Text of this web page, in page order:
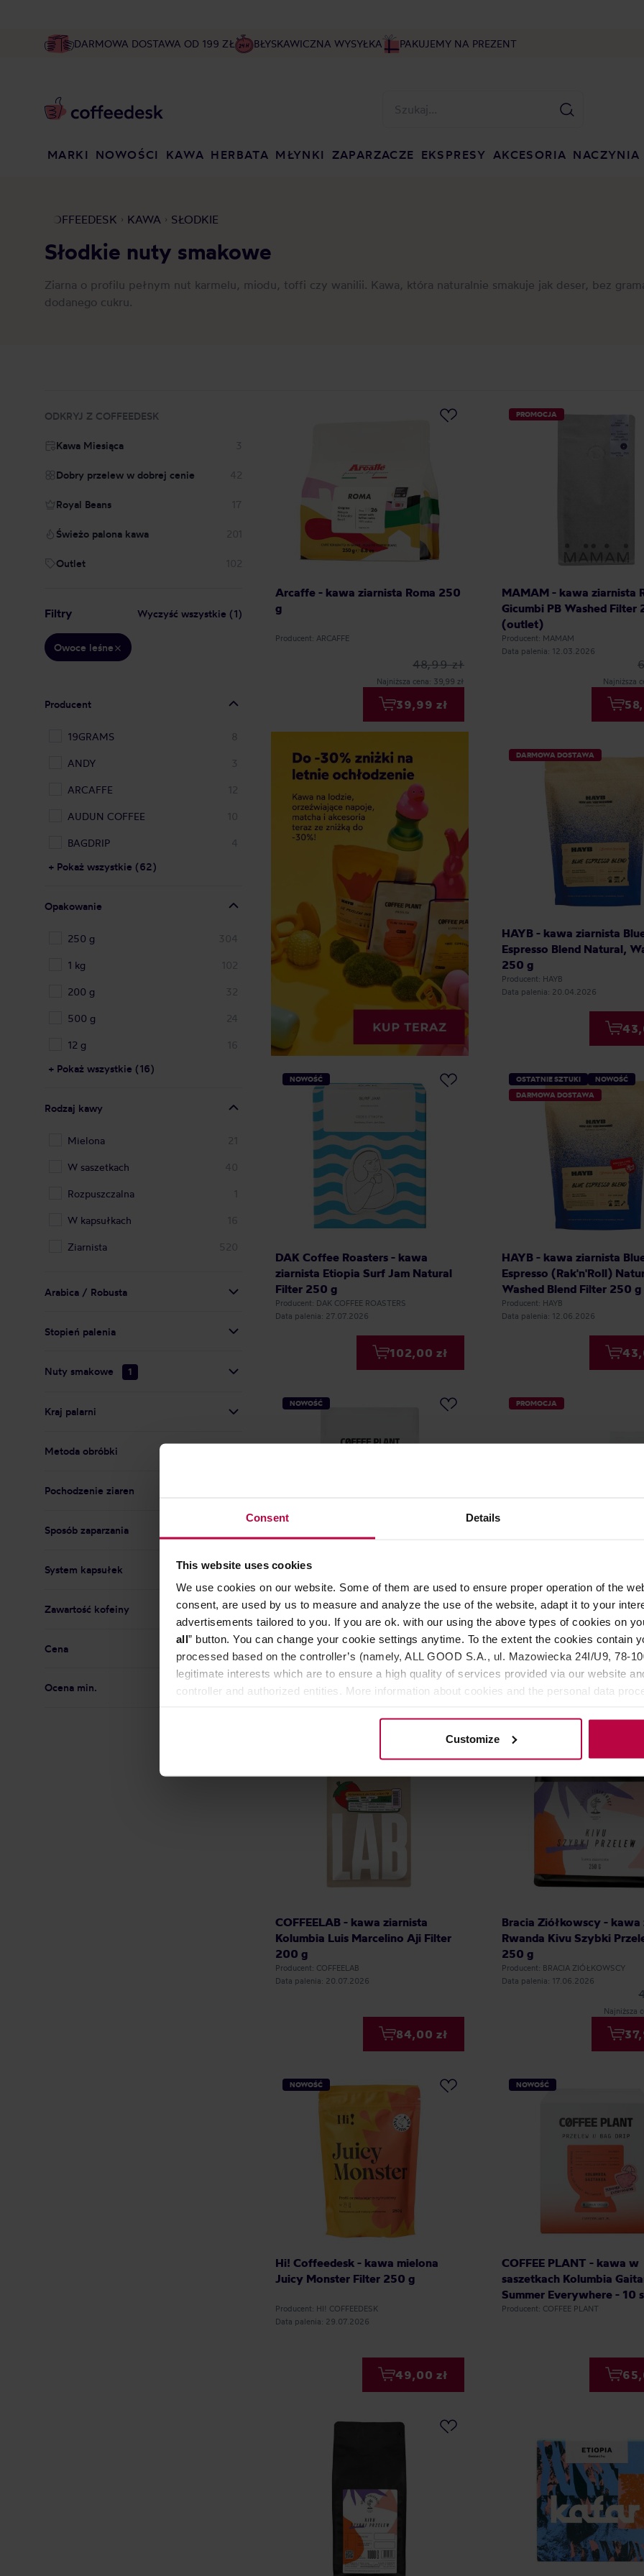
Consent Details
This website uses cookies
We use cookies on our website. Some of them are used to ensure proper operation of the
consent, are used by us to measure and analyze the use of the website, adapt it to your
advertisements tailored to you. If you are ok. with our using the above types of cookies on
all” button. You can change your cookie settings anytime. To the extent the cookies contain
processed based on the controller’s (namely, ALL GOOD S.A., ul. Mazowiecka 24I/U9, 78-
legitimate interests which are to ensure a high quality of services provided via our website
controller and authorized entities. More information about cookies and the personal data
Customize
DARMOWA DOSTAWA OD 199 ZŁ BŁYSKAWICZNA WYSYŁKA PAKUJEMY NA PREZENT
MARKI NOWOŚCI KAWA HERBATA MŁYNKI ZAPARZACZE EKSPRESY AKCESORIA NACZYNIA
COFFEEDESK KAWA SŁODKIE
Słodkie nuty smakowe
Ziarna o profilu pełnym nut karmelu, miodu, toffi czy wanilii. Kawa, która naturalnie smakuje jak deser, bez
dodanego cukru.
ODKRYJ Z COFFEEDESK
Kawa Miesiąca 3
Dobry przelew w dobrej cenie 42
Royal Beans 17
Świeżo palona kawa 201
Outlet 102
Filtry Wyczyść wszystkie (1)
Owoce leśne
Producent
19GRAMS 8
ANDY 3
ARCAFFE 12
AUDUN COFFEE 10
BAGDRIP
4
+ Pokaż wszystkie (62)
Opakowanie
250 g 304
1 kg 102
200 g 32
500 g 24
12 g
+ Pokaż wszystkie (16)
Rodzaj kawy
Mielona 21
W saszetkach 40
Rozpuszczalna
W kapsułkach
Ziarnista 520
Arabica / Robusta
Stopień palenia
Nuty smakowe 1
Kraj palarni
Metoda obróbki
Pochodzenie ziaren
Sposób zaparzania
System kapsułek
Zawartość kofeiny
Cena
Ocena min.
Arcaffe - kawa ziarnista Roma 250
g
Producent: ARCAFFE
48,99 zł
Najniższa cena: 39,99 zł
39,99 zł
PROMOCJA
MAMAM - kawa ziarnista
Gicumbi PB Washed Filter
(outlet)
Producent: MAMAM
Data palenia: 12.03.2026
Najniższa
DARMOWA DOSTAWA
HAYB - kawa ziarnista
Espresso Blend Natural,
250 g
Producent: HAYB
Data palenia: 20.04.2026
NOWOŚĆ
DAK Coffee Roasters - kawa
ziarnista Etiopia Surf Jam Natural
Filter 250 g
Producent: DAK COFFEE ROASTERS
Data palenia: 27.07.2026
102,00 zł
OSTATNIE SZTUKI
NOWOŚĆ
DARMOWA DOSTAWA
HAYB - kawa ziarnista
Espresso (Rak'n'Roll)
Washed Blend Filter 250 g
Producent: HAYB
Data palenia: 12.06.2026
NOWOŚĆ
COFFEE PLANT - kawa ziarnista
Kolumbia Gaitania Summer
Everywhere Natural Filter 250 g
Producent: COFFEE PLANT
Data palenia: 22.07.2026
65,00 zł
PROMOCJA
Zestaw kaw Arcaffe
Le Piantagioni del Caffe
Espresso 250 g
Producent: ARCAFFE
Najniższa
COFFEELAB - kawa ziarnista
Kolumbia Luis Marcelino Aji Filter
200 g
Producent: COFFEELAB
Data palenia: 20.07.2026
84,00 zł
Bracia Ziółkowscy - kawa
Rwanda Kivu Szybki
250 g
Producent: BRACIA ZIÓŁKOWSCY
Data palenia: 17.06.2026
Najniższa
NOWOŚĆ
Hi! Coffeedesk - kawa mielona
Juicy Monster Filter 250 g
Producent: HI! COFFEEDESK
Data palenia: 29.07.2026
49,00 zł
NOWOŚĆ
COFFEE PLANT - kawa w
saszetkach Kolumbia
Summer Everywhere - 10
11 g
Producent: COFFEE PLANT